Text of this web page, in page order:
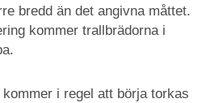
bredd än det angivna måttet.
kommer trallbrädorna i
i regel att börja torkas